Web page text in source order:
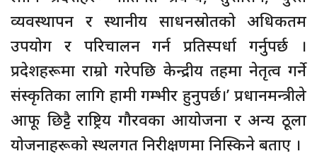
व्यवस्थापन र स्थानीय साधनस्रोतको अधिकतम
उपयोग र परिचालन गर्न प्रतिस्पर्धा गर्नुपर्छ ।
प्रदेशहरूमा राम्रो गरेपछि केन्द्रीय तहमा नेतृत्व गर्ने
संस्कृतिका लागि हामी गम्भीर हुनुपर्छ।’ प्रधानमन्त्रीले
आफू छिट्टै राष्ट्रिय गौरवका आयोजना र अन्य ठूला
योजनाहरूको स्थलगत निरीक्षणमा निस्किने बताए ।